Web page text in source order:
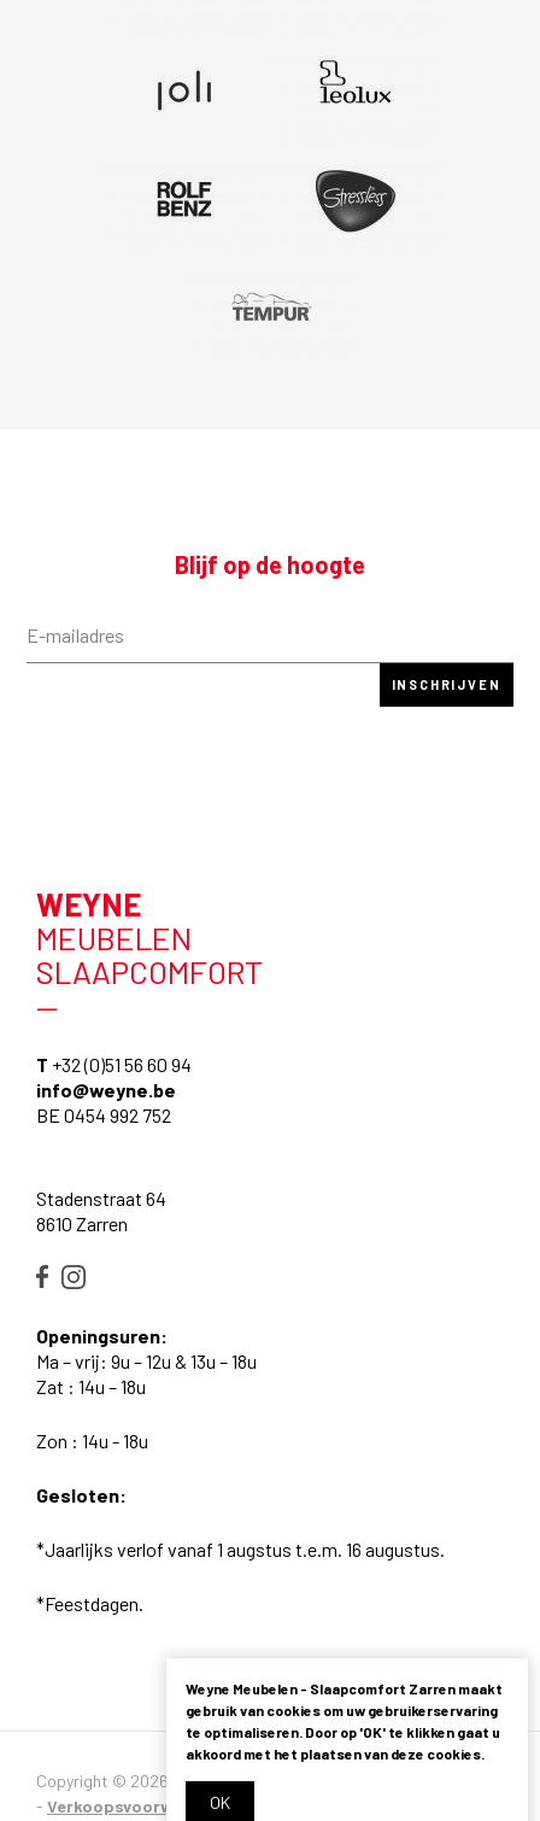
Blijf op de hoogte
WEYNE
MEUBELEN
SLAAPCOMFORT
—
T +32 (0)51 56 60 94
info@weyne.be
BE 0454 992 752
Stadenstraat 64
8610 Zarren
Openingsuren:
Ma – vrij: 9u – 12u & 13u – 18u
Zat : 14u – 18u
Zon : 14u - 18u
Gesloten:
*Jaarlijks verlof vanaf 1 augstus t.e.m. 16 augustus.
*Feestdagen.
Copyright © 2026 - Alle rechten voorbehouden -
- Verkoopsvoorwaarden
Weyne Meubelen - Slaapcomfort Zarren maakt
gebruik van cookies om uw gebruikerservaring
te optimaliseren. Door op 'OK' te klikken gaat u
akkoord met het plaatsen van deze cookies.
OK